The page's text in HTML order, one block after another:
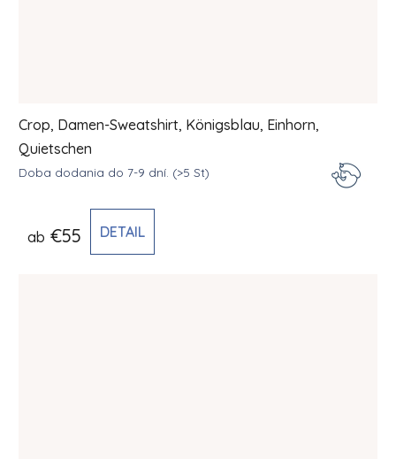
Crop, Damen-Sweatshirt, Königsblau, Einhorn,
Quietschen
Doba dodania do 7-9 dní. (>5 St)
ab €55 DETAIL